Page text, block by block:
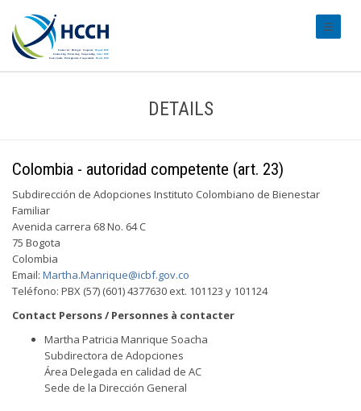
DETAILS
Colombia - autoridad competente (art. 23)
Subdirección de Adopciones Instituto Colombiano de Bienestar
Familiar
Avenida carrera 68 No. 64 C
75 Bogota
Colombia
Email: Martha.Manrique@icbf.gov.co
Teléfono: PBX (57) (601) 4377630 ext. 101123 y 101124
Contact Persons / Personnes à contacter
Martha Patricia Manrique Soacha
Subdirectora de Adopciones
Área Delegada en calidad de AC
Sede de la Dirección General